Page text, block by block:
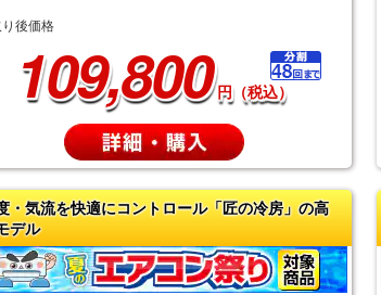
後価格
109,800 円（税込）
・気流を快適にコントロール「匠の冷房」の高
デル